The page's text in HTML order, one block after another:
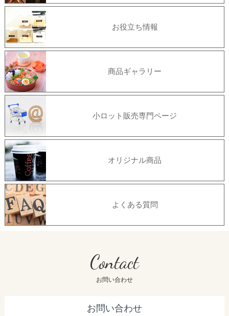
お役立ち情報
商品ギャラリー
小ロット販売専門ページ
オリジナル商品
よくある質問
Contact
お問い合わせ
お問い合わせ